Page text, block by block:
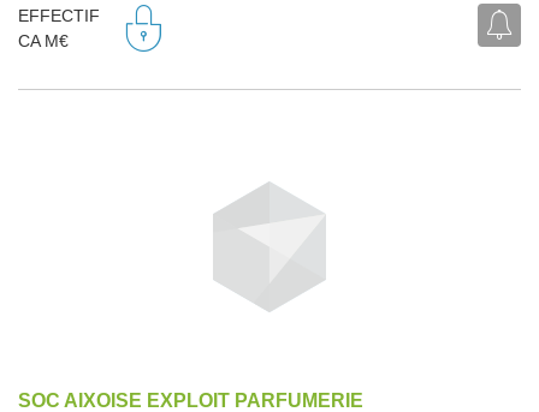
EFFECTIF
CA M€
SOC AIXOISE EXPLOIT PARFUMERIE